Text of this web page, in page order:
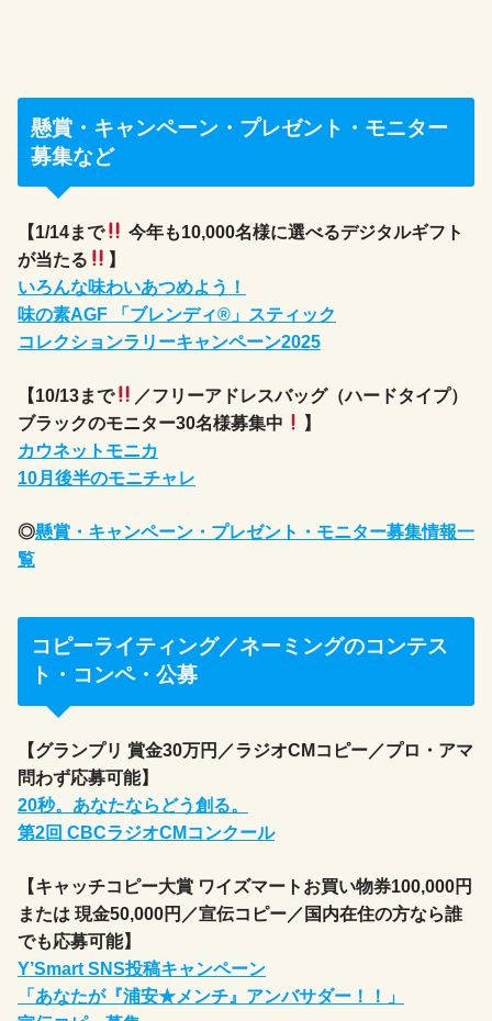
懸賞・キャンペーン・プレゼント・モニター
募集など
【1/14まで
今年も10,000名様に選べるデジタルギフト
が当たる
】
いろんな味わいあつめよう！
味の素AGF 「ブレンディ®」スティック
コレクションラリーキャンペーン2025
【10/13まで
／フリーアドレスバッグ（ハードタイプ）
ブラックのモニター30名様募集中
】
カウネットモニカ
10月後半のモニチャレ
◎懸賞・キャンペーン・プレゼント・モニター募集情報一
覧
コピーライティング／ネーミングのコンテス
ト・コンペ・公募
【グランプリ 賞金30万円／ラジオCMコピー／プロ・アマ
問わず応募可能】
20秒。あなたならどう創る。
第2回 CBCラジオCMコンクール
【キャッチコピー大賞 ワイズマートお買い物券100,000円
または 現金50,000円／宣伝コピー／国内在住の方なら誰
でも応募可能】
Y’Smart SNS投稿キャンペーン
「あなたが『浦安★メンチ』アンバサダー！！」